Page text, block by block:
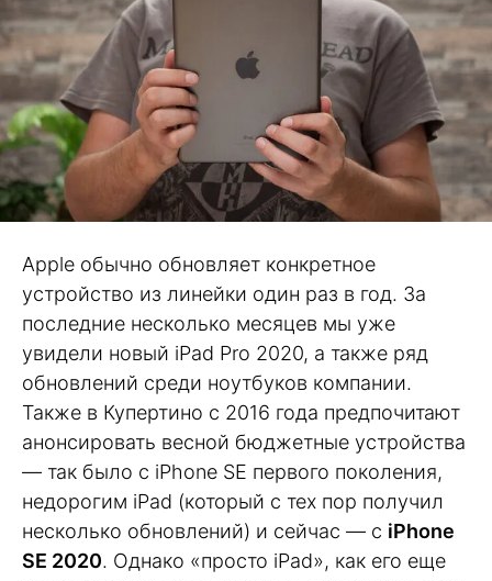
Apple обычно обновляет конкретное
устройство из линейки один раз в год. За
последние несколько месяцев мы уже
увидели новый iPad Pro 2020, а также ряд
обновлений среди ноутбуков компании.
Также в Купертино с 2016 года предпочитают
анонсировать весной бюджетные устройства
— так было с iPhone SE первого поколения,
недорогим iPad (который с тех пор получил
несколько обновлений) и сейчас — с iPhone
SE 2020. Однако «просто iPad», как его еще